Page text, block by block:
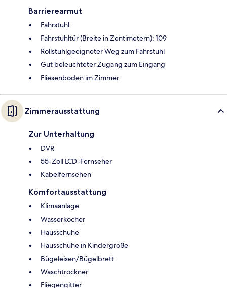
Barrierearmut
Fahrstuhl
Fahrstuhltür (Breite in Zentimetern): 109
Rollstuhlgeeigneter Weg zum Fahrstuhl
Gut beleuchteter Zugang zum Eingang
Fliesenboden im Zimmer
Zimmerausstattung
Zur Unterhaltung
DVR
55-Zoll LCD-Fernseher
Kabelfernsehen
Komfortausstattung
Klimaanlage
Wasserkocher
Hausschuhe
Hausschuhe in Kindergröße
Bügeleisen/Bügelbrett
Waschtrockner
Fliegengitter